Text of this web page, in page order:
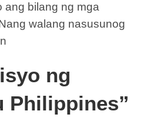
ang bilang ng mga
walang nasusunog
ng
Philippines”